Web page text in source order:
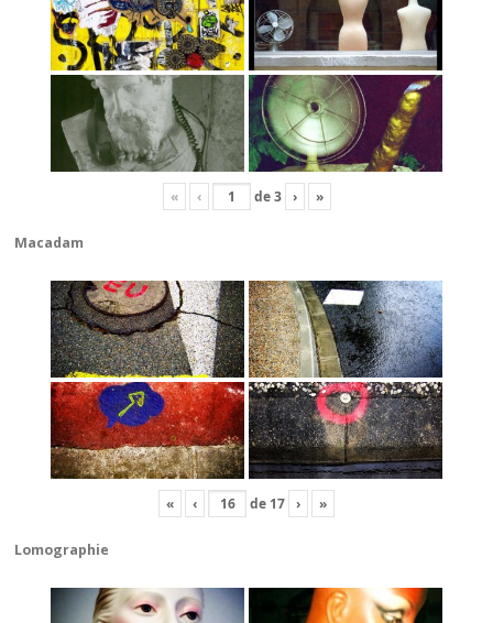
« ‹ de3 › »
Macadam
« ‹ de 17 › »
Lomographie